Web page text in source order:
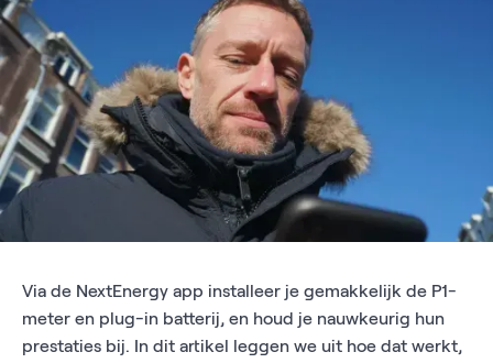
Via de NextEnergy app installeer je gemakkelijk de P1-
meter en plug-in batterij, en houd je nauwkeurig hun
prestaties bij. In dit artikel leggen we uit hoe dat werkt,